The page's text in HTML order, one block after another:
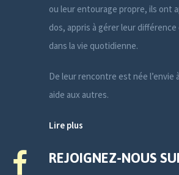
ou leur entourage propre, ils ont
dos, appris à gérer leur
dans la vie quotidienne.
De leur rencontre est née l’envie
aide aux autres.
Lire plus
REJOIGNEZ-NOUS